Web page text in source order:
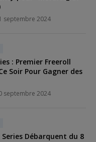
septembre 2024
: Premier Freeroll
Soir Pour Gagner des
septembre 2024
Series Débarquent du 8